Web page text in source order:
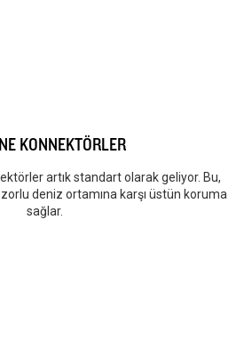
KONNEKTÖRLER
artık standart olarak geliyor. Bu,
deniz ortamına karşı üstün koruma
sağlar.